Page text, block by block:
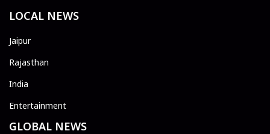
LOCAL NEWS
Jaipur
Rajasthan
India
Entertainment
GLOBAL NEWS